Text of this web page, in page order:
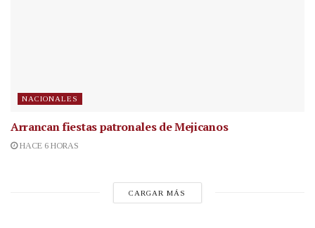
NACIONALES
Arrancan fiestas patronales de Mejicanos
HACE 6 HORAS
CARGAR MÁS